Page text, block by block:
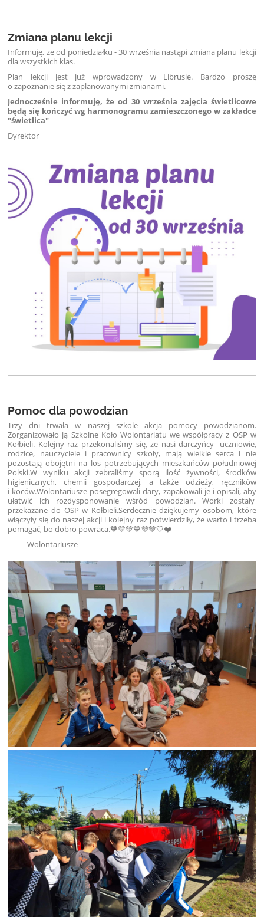
Zmiana planu lekcji
Informuję, że od poniedziałku - 30 września nastąpi zmiana planu lekcji
dla wszystkich klas.
Plan lekcji jest już wprowadzony w Librusie. Bardzo proszę
o zapoznanie się z zaplanowanymi zmianami.
Jednocześnie informuję, że od 30 września zajęcia świetlicowe
będą się kończyć wg harmonogramu zamieszczonego w zakładce
"świetlica"
Dyrektor
Pomoc dla powodzian
Trzy dni trwała w naszej szkole akcja pomocy powodzianom.
Zorganizowało ją Szkolne Koło Wolontariatu we współpracy z OSP w
Kołbieli. Kolejny raz przekonaliśmy się, że nasi darczyńcy- uczniowie,
rodzice, nauczyciele i pracownicy szkoły, mają wielkie serca i nie
pozostają obojętni na los potrzebujących mieszkańców południowej
Polski.W wyniku akcji zebraliśmy sporą ilość żywności, środków
higienicznych, chemii gospodarczej, a także odzieży, ręczników
i koców.Wolontariusze posegregowali dary, zapakowali je i opisali, aby
ułatwić ich rozdysponowanie wśród powodzian. Worki zostały
przekazane do OSP w Kołbieli.Serdecznie dziękujemy osobom, które
włączyły się do naszej akcji i kolejny raz potwierdziły, że warto i trzeba
pomagać, bo dobro powraca.🧡💛💚💙💜🤎🤍❤️
Wolontariusze